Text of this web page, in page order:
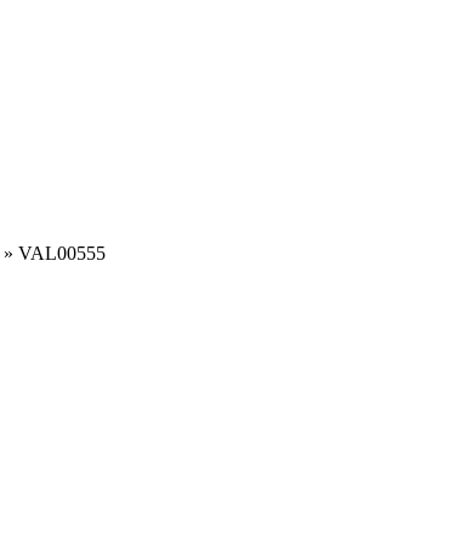
» VAL00555